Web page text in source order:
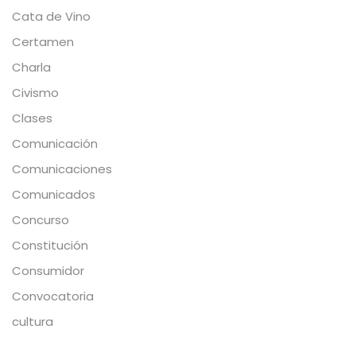
Cata de Vino
Certamen
Charla
Civismo
Clases
Comunicación
Comunicaciones
Comunicados
Concurso
Constitución
Consumidor
Convocatoria
cultura